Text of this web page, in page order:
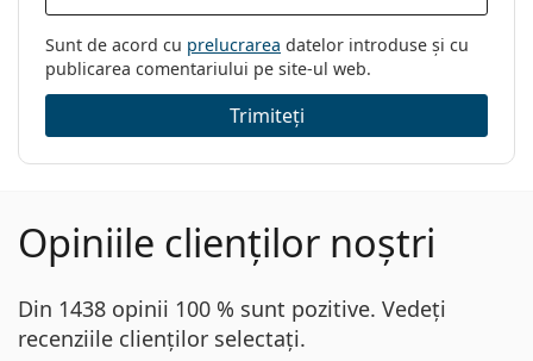
Sunt de acord cu prelucrarea datelor introduse și cu
publicarea comentariului pe site-ul web.
Trimiteți
Opiniile clienților noștri
Din 1438 opinii 100 % sunt pozitive. Vedeți
recenziile clienților selectați.